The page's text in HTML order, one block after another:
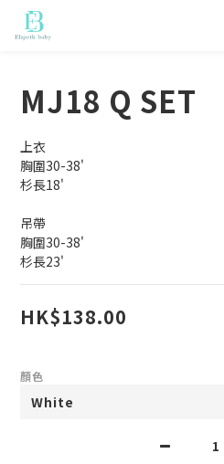
MJ18 Q SET
上衣
胸圍30-38'
杉長18'
吊帶
胸圍30-38'
杉長23'
HK$138.00
顏色